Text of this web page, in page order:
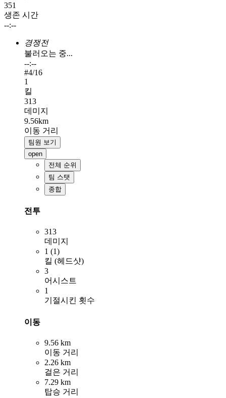
351
생존 시간
--:--
경쟁전
불러오는 중...
--:--
#4/16
1
킬
313
데미지
9.56km
이동 거리
팀원 보기
open
전체 순위
팀 스탯
종합
전투
313
데미지
1 (1)
킬 (헤드샷)
3
어시스트
1
기절시킨 횟수
이동
9.56 km
이동 거리
2.26 km
걸은 거리
7.29 km
탑승 거리